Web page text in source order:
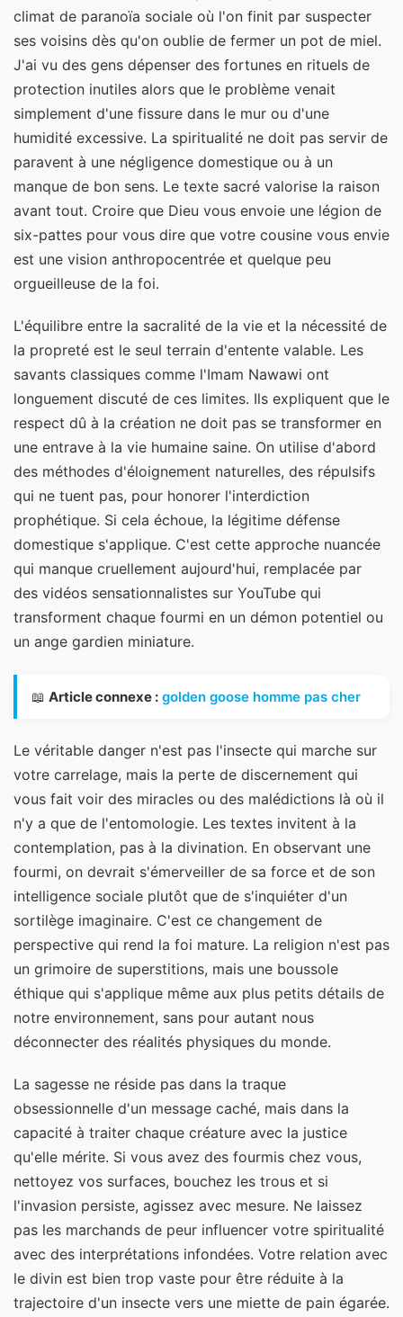
climat de paranoïa sociale où l'on finit par suspecter
ses voisins dès qu'on oublie de fermer un pot de miel.
J'ai vu des gens dépenser des fortunes en rituels de
protection inutiles alors que le problème venait
simplement d'une fissure dans le mur ou d'une
humidité excessive. La spiritualité ne doit pas servir de
paravent à une négligence domestique ou à un
manque de bon sens. Le texte sacré valorise la raison
avant tout. Croire que Dieu vous envoie une légion de
six-pattes pour vous dire que votre cousine vous envie
est une vision anthropocentrée et quelque peu
orgueilleuse de la foi.
L'équilibre entre la sacralité de la vie et la nécessité de
la propreté est le seul terrain d'entente valable. Les
savants classiques comme l'Imam Nawawi ont
longuement discuté de ces limites. Ils expliquent que le
respect dû à la création ne doit pas se transformer en
une entrave à la vie humaine saine. On utilise d'abord
des méthodes d'éloignement naturelles, des répulsifs
qui ne tuent pas, pour honorer l'interdiction
prophétique. Si cela échoue, la légitime défense
domestique s'applique. C'est cette approche nuancée
qui manque cruellement aujourd'hui, remplacée par
des vidéos sensationnalistes sur YouTube qui
transforment chaque fourmi en un démon potentiel ou
un ange gardien miniature.
📖 Article connexe : golden goose homme pas cher
Le véritable danger n'est pas l'insecte qui marche sur
votre carrelage, mais la perte de discernement qui
vous fait voir des miracles ou des malédictions là où il
n'y a que de l'entomologie. Les textes invitent à la
contemplation, pas à la divination. En observant une
fourmi, on devrait s'émerveiller de sa force et de son
intelligence sociale plutôt que de s'inquiéter d'un
sortilège imaginaire. C'est ce changement de
perspective qui rend la foi mature. La religion n'est pas
un grimoire de superstitions, mais une boussole
éthique qui s'applique même aux plus petits détails de
notre environnement, sans pour autant nous
déconnecter des réalités physiques du monde.
La sagesse ne réside pas dans la traque
obsessionnelle d'un message caché, mais dans la
capacité à traiter chaque créature avec la justice
qu'elle mérite. Si vous avez des fourmis chez vous,
nettoyez vos surfaces, bouchez les trous et si
l'invasion persiste, agissez avec mesure. Ne laissez
pas les marchands de peur influencer votre spiritualité
avec des interprétations infondées. Votre relation avec
le divin est bien trop vaste pour être réduite à la
trajectoire d'un insecte vers une miette de pain égarée.